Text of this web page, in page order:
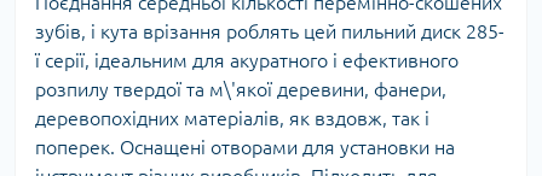
зубів, і кута врізання роблять цей пильний диск 285-
ї серії, ідеальним для акуратного і ефективного
розпилу твердої та м\'якої деревини, фанери,
деревопохідних матеріалів, як вздовж, так і
поперек. Оснащені отворами для установки на